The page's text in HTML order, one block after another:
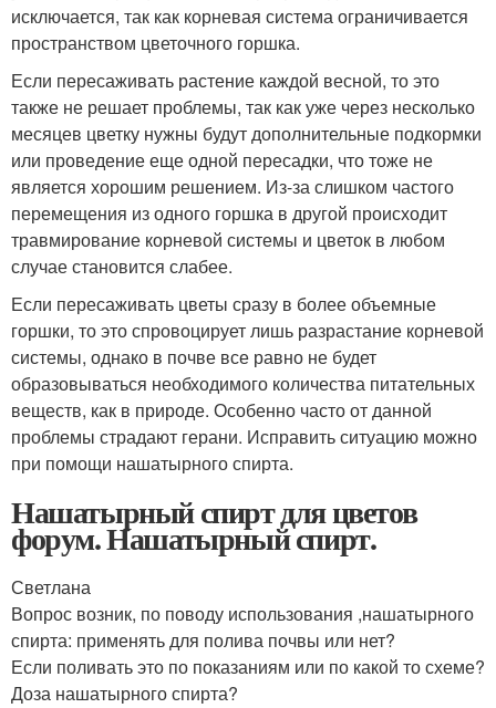
исключается, так как корневая система ограничивается
пространством цветочного горшка.
Если пересаживать растение каждой весной, то это
также не решает проблемы, так как уже через несколько
месяцев цветку нужны будут дополнительные подкормки
или проведение еще одной пересадки, что тоже не
является хорошим решением. Из-за слишком частого
перемещения из одного горшка в другой происходит
травмирование корневой системы и цветок в любом
случае становится слабее.
Если пересаживать цветы сразу в более объемные
горшки, то это спровоцирует лишь разрастание корневой
системы, однако в почве все равно не будет
образовываться необходимого количества питательных
веществ, как в природе. Особенно часто от данной
проблемы страдают герани. Исправить ситуацию можно
при помощи нашатырного спирта.
Нашатырный спирт для цветов
форум. Нашатырный спирт.
Светлана
Вопрос возник, по поводу использования ,нашатырного
спирта: применять для полива почвы или нет?
Если поливать это по показаниям или по какой то схеме?
Доза нашатырного спирта?